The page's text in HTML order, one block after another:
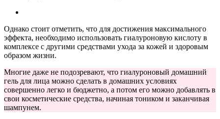
Однако стоит отметить, что для достижения максимального
эффекта, необходимо использовать гиалуроновую кислоту в
комплексе с другими средствами ухода за кожей и здоровым
образом жизни.
Многие даже не подозревают, что гиалуроновый домашний
гель для лица можно сделать в домашних условиях
совершенно легко и бюджетно, а потом его можно добавлять в
свои косметические средства, начиная тоником и заканчивая
шампунем.